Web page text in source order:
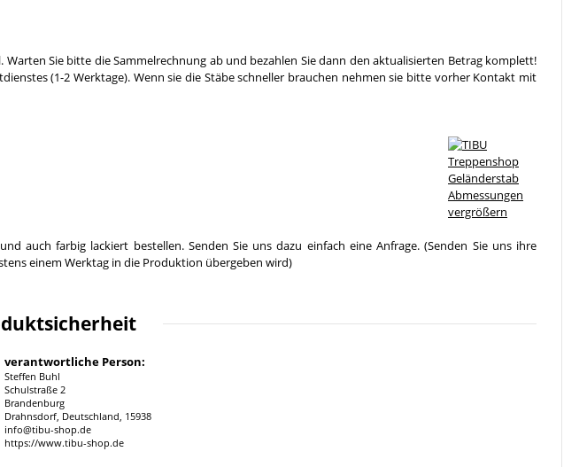
Sie bitte die Sammelrechnung ab und bezahlen Sie dann den aktualisierten Betrag komplett!
(1-2 Werktage). Wenn sie die Stäbe schneller brauchen nehmen sie bitte vorher Kontakt mit
vergrößern
auch farbig lackiert bestellen. Senden Sie uns dazu einfach eine Anfrage. (Senden Sie uns ihre
einem Werktag in die Produktion übergeben wird)
verantwortliche Person:
Steffen Buhl
Schulstraße 2
Brandenburg
Drahnsdorf, Deutschland, 15938
info@tibu-shop.de
https://www.tibu-shop.de